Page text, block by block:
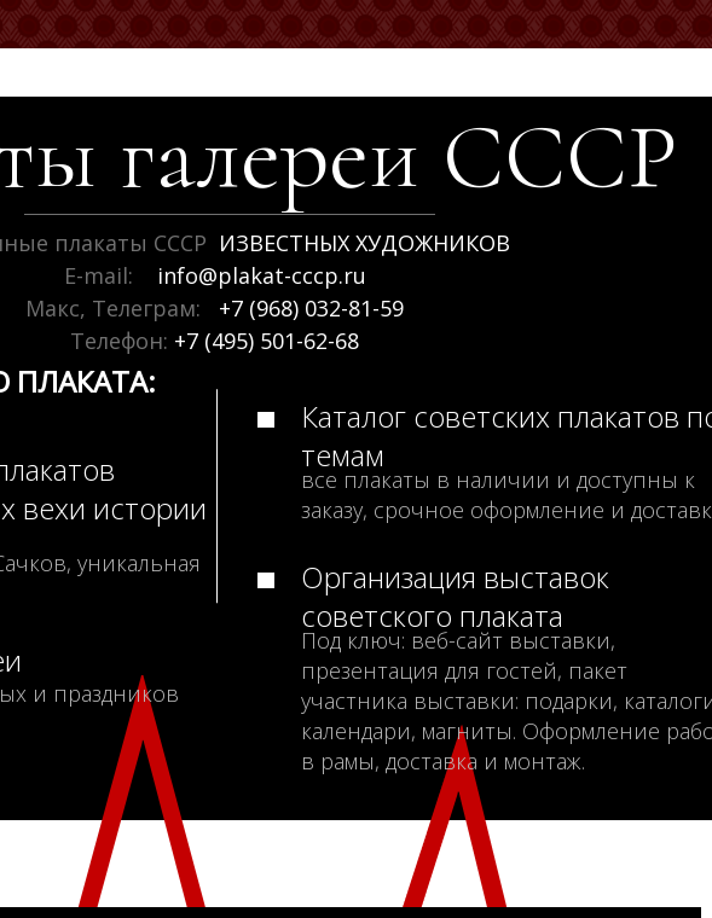
галереи СССР
плакаты СССР ИЗВЕСТНЫХ ХУДОЖНИКОВ
E-mail:
info@plakat-cccp.ru
Макс, Телеграм:
+7 (968) 032-81-59
Телефон: +7 (495) 501-62-68
ПЛАКАТА:
вехи истории
уникальная
и праздников
Каталог советских плакатов
темам
все плакаты в наличии и доступны к
заказу, срочное оформление и
Организация выставок
советского плаката
Под ключ: веб-сайт выставки,
презентация для гостей, пакет
участника выставки: подарки,
календари, магниты. Оформление
в рамы, доставка и монтаж.